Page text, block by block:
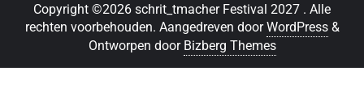
Copyright ©2026 schrit_tmacher Festival 2027 . Alle
rechten voorbehouden. Aangedreven doorWordPress &
Ontworpen door Bizberg Themes